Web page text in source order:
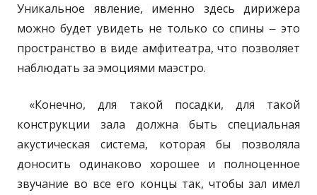
Уникальное явление, именно здесь дирижера
можно будет увидеть не только со спины ‒ это
пространство в виде амфитеатра, что позволяет
наблюдать за эмоциями маэстро.
«Конечно, для такой посадки, для такой
конструкции зала должна быть специальная
акустическая система, которая бы позволяла
доносить одинаково хорошее и полноценное
звучание во все его концы так, чтобы зал имел